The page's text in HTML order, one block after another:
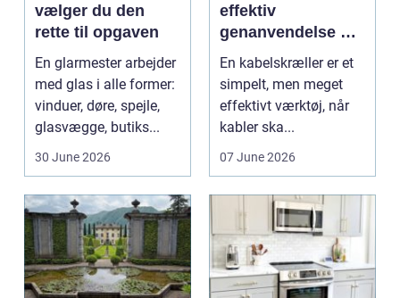
vælger du den
rette til opgaven
En glarmester arbejder
med glas i alle former:
vinduer, døre, spejle,
glasvægge, butiks...
30 June 2026
effektiv
genanvendelse og
bedre økonomi i
kabelhåndtering
En kabelskræller er et
simpelt, men meget
effektivt værktøj, når
kabler ska...
07 June 2026